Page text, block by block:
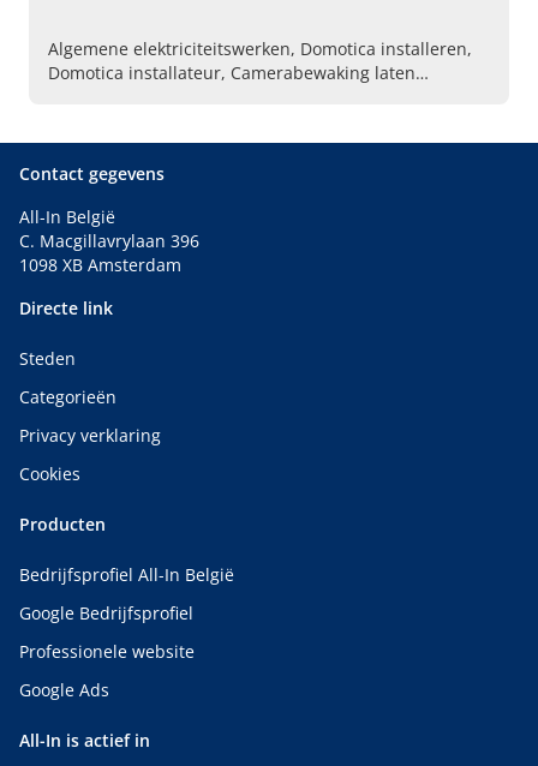
Algemene elektriciteitswerken, Domotica installeren,
Domotica installateur, Camerabewaking laten
Elektriciteitswerken voor nieuwbouw
Contact gegevens
All-In België
C. Macgillavrylaan 396
1098 XB Amsterdam
Directe link
Steden
Categorieën
Privacy verklaring
Cookies
Producten
Bedrijfsprofiel All-In België
Google Bedrijfsprofiel
Professionele website
Google Ads
All-In is actief in